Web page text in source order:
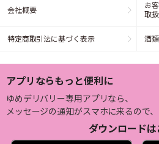
会社概要
お
取
特定商取引法に基づく表示 酒
アプリならもっと便利に
ゆめデリバリー専用アプリなら、
メッセージの通知がスマホに来るので、
ダウンロードは